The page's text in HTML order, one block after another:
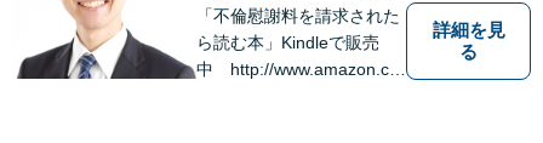
「不倫慰謝料を請求された
ら読む本」Kindleで販売
中 http://www.amazon.co.
詳細を見
る